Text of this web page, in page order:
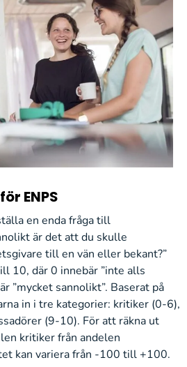
ENPS
en enda fråga till
är det att du skulle
till en vän eller bekant?”
10, där 0 innebär ”inte alls
”mycket sannolikt”. Baserat på
in i tre kategorier: kritiker (0-6),
(9-10). För att räkna ut
kritiker från andelen
kan variera från -100 till +100.